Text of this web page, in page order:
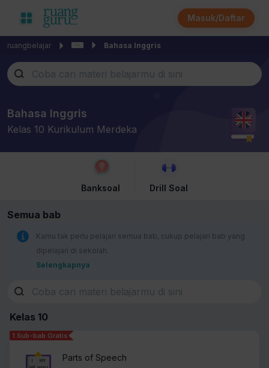
Masuk/Daftar
ruangbelajar Bahasa Inggris
Bahasa Inggris
Kelas 10 Kurikulum Merdeka
Banksoal Drill Soal
Semua bab
Kamu tak perlu pelajari semua bab, cukup pelajari bab yang
dipelajari di sekolah.
Selengkapnya
Kelas 10
1 Sub-bab Gratis
Parts of Speech